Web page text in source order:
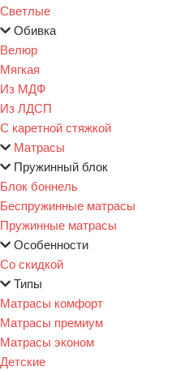
Светлые
Обивка
Велюр
Мягкая
Из МДФ
Из ЛДСП
С каретной стяжкой
Матрасы
Пружинный блок
Блок боннель
Беспружинные матрасы
Пружинные матрасы
Особенности
Со скидкой
Типы
Матрасы комфорт
Матрасы премиум
Матрасы эконом
Детские